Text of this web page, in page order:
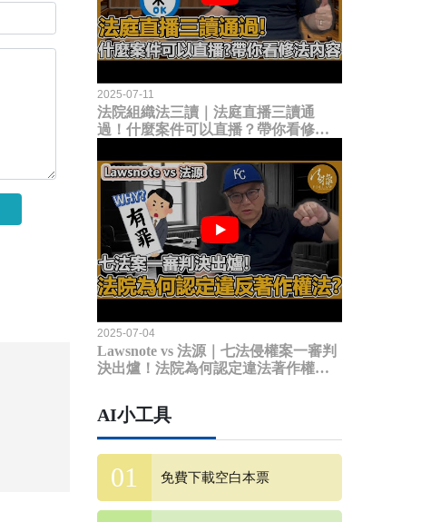
2025-07-11
法院組織法三讀｜法庭直播三讀通
過！什麼案件可以直播？帶你看修法
2025-07-04
Lawsnote vs 法源｜七法侵權案一審判
決出爐！法院為何認定違法著作權
AI小工具
免費下載空白本票